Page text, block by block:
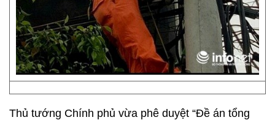
Thủ tướng Chính phủ vừa phê duyệt “Đề án tổng